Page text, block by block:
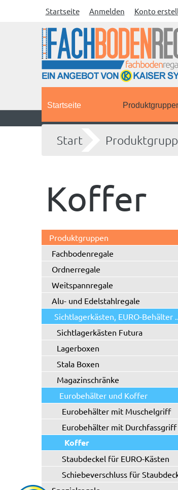
Startseite Anmelden Konto
Startseite
Start
Koffer
Produktgruppen
Fachbodenregale
Ordnerregale
Weitspannregale
Alu- und Edelstahlregale
Sichtlagerkästen, EURO-Behälter
Sichtlagerkästen Futura
Lagerboxen
Stala Boxen
Magazinschränke
Eurobehälter und Koffer
Eurobehälter mit Muschelgriff
Eurobehälter mit Durchfassgriff
Koffer
Staubdeckel für EURO-Kästen
Schiebeverschluss für